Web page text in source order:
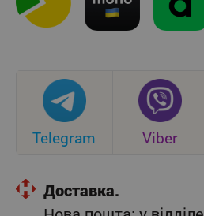
Telegram Viber
Доставка.